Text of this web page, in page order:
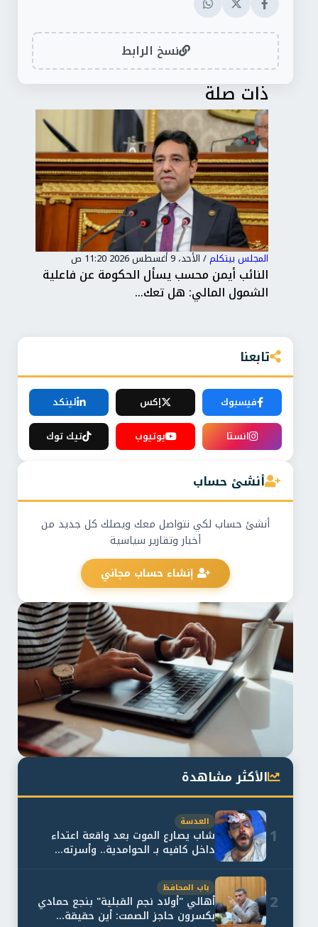
نسخ الرابط
ذات صلة
المجلس بيتكلم/ الأحد، 9 أغسطس 2026 11:20 ص
النائب أيمن محسب يسأل الحكومة عن فاعلية
الشمول المالي: هل تعك...
تابعنا
فيسبوك إكس
لينكد
انستا
يوتيوب تيك توك
أنشئ حساب
أنشئ حساب لكي نتواصل معك ويصلك كل جديد من
أخبار وتقارير سياسية
إنشاء حساب مجاني
الأكثر مشاهدة
1
العدسة
شاب يصارع الموت بعد واقعة اعتداء
داخل كافيه بـ الحوامدية.. وأسرته...
2
باب المحافظ
أهالي "أولاد نجم القبلية" بنجع حمادي
يكسرون حاجز الصمت: أين حقيقة...